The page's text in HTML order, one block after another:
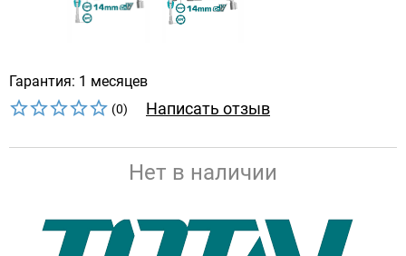
Гарантия: 1 месяцев
(0) Написать отзыв
Нет в наличии